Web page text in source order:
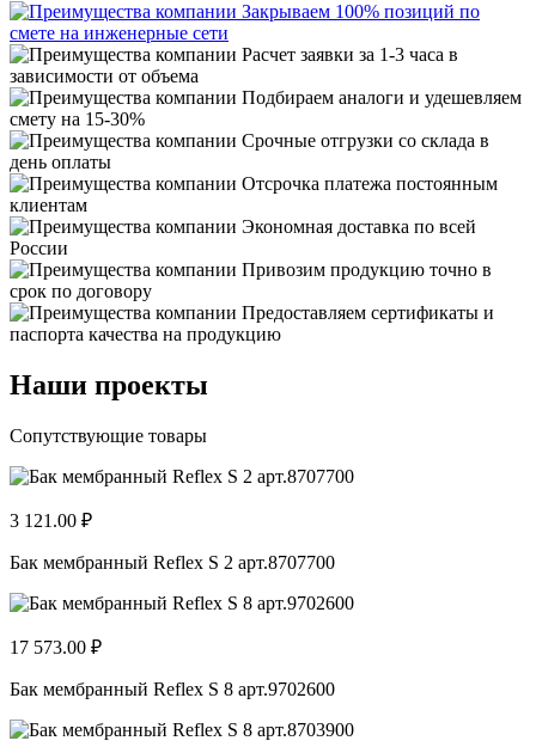
Закрываем 100% позиций по
смете на инженерные сети
Расчет заявки за 1-3 часа в
зависимости от объема
Подбираем аналоги и удешевляем
смету на 15-30%
Срочные отгрузки со склада в
день оплаты
Отсрочка платежа постоянным
клиентам
Экономная доставка по всей
России
Привозим продукцию точно в
срок по договору
Предоставляем сертификаты и
паспорта качества на продукцию
Наши проекты
Сопутствующие товары
3 121.00 ₽
Бак мембранный Reflex S 2 арт.8707700
17 573.00 ₽
Бак мембранный Reflex S 8 арт.9702600